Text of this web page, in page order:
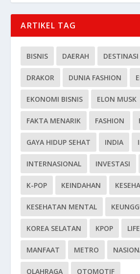
ARTIKEL TAG
BISNIS DAERAH
DRAKOR DUNIA FASHION
EKONOMI BISNIS ELON MUSK
FAKTA MENARIK FASHION
GAYA HIDUP SEHAT INDIA
INTERNASIONAL INVESTASI
K-POP KEINDAHAN
KESEHATAN MENTAL
KOREA SELATAN KPOP
MANFAAT METRO
OLAHRAGA OTOMOTIF